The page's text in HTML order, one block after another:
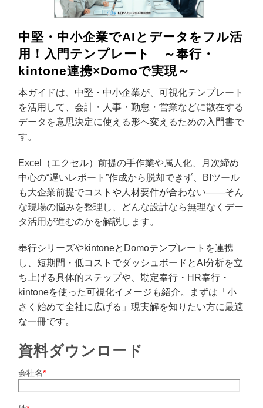
中堅・中小企業でAIとデータをフル活
用！入門テンプレート ～奉行・
kintone連携×Domoで実現～
本ガイドは、中堅・中小企業が、可視化テンプレート
を活用して、会計・人事・勤怠・営業などに散在する
データを意思決定に使える形へ変えるための入門書で
す。
Excel（エクセル）前提の手作業や属人化、月次締め
中心の“遅いレポート”作成から脱却できず、BIツール
も大企業前提でコストや人材要件が合わない――そん
な現場の悩みを整理し、どんな設計なら無理なくデー
タ活用が進むのかを解説します。
奉行シリーズやkintoneとDomoテンプレートを連携
し、短期間・低コストでダッシュボードとAI分析を立
ち上げる具体的ステップや、勘定奉行・HR奉行・
kintoneを使った可視化イメージも紹介。まずは「小
さく始めて全社に広げる」現実解を知りたい方に最適
な一冊です。
資料ダウンロード
会社名*